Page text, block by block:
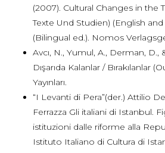
(2007). Cultural Changes in the
Texte Und Studien) (English
(Bilingual ed.). Nomos
Avcı, N., Yumul, A., Derman, D.,
Dışarıda Kalanlar / Bırakılanlar
Yayınları.
“I Levanti di Pera”(der.) Attilio
Ferrazza Gli italiani di Istanbul.
istituzioni dalle riforme alla
Istituto Italiano di Cultura di